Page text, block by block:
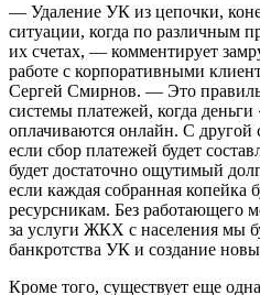
— Удаление УК из цепочки,
ситуации, когда по различным
их счетах, — комментирует
работе с корпоративными
Сергей Смирнов. — Это
системы платежей, когда
оплачиваются онлайн. С другой
если сбор платежей будет
будет достаточно ощутимый
если каждая собранная копейка
ресурсникам. Без работающего
за услуги ЖКХ с населения мы
банкротства УК и создание
Кроме того, существует еще